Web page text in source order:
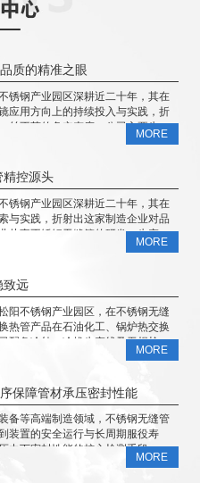
质的精准之眼
锈钢产业园区深耕近二十年，其在
应用方向上的持续投入与实践，折
丝不苟的务实态度。公司主要生产
弯头管件等产品，广泛应用于石油
呈现骏达钢管在该领域的务实探索
MORE
精控源头
锈钢产业园区深耕近二十年，其在
与实践，折射出这家制造企业对品
从事不锈钢无缝管的研发、生产与
器、核电装备、医药食品机械等领
稳步发展。
MORE
致远
阳不锈钢产业园区，在不锈钢无缝
热管产品在石油化工、锅炉热交换
配备冷轧、冷拔生产线及无损检测
不锈钢等系列。本文从超长换热管
MORE
保障管材承压密封性能
备等高端制造领域，不锈钢无缝管
装置的安全运行与长周期服役寿
力下密封性能的核心检测手段，已
生产到出厂的全流程质量管控体系
MORE